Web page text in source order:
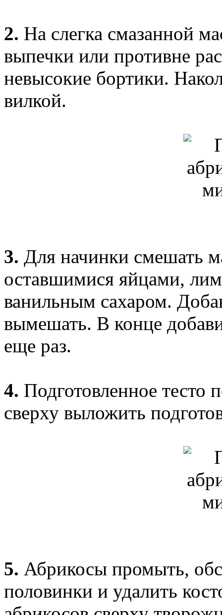
2. На слегка смазанной
выпечки или противне
невысокие бортики.
вилкой.
3. Для начинки смешать
оставшимися яйцами,
ванильным сахаром.
вымешать. В конце
еще раз.
4. Подготовленное тесто
сверху выложить
5. Абрикосы промыть,
половинки и удалить